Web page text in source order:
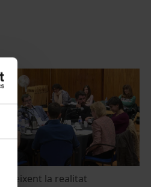
la realitat